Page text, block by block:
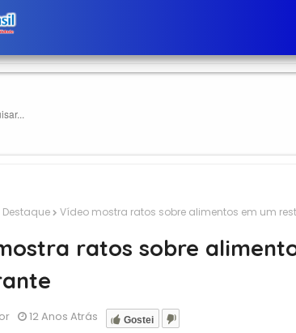
Destaque Vídeo mostra ratos sobre alimentos em um
ratos sobre
Gostei
12 Anos Atrás